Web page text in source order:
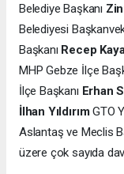
Belediye Başkanı
Belediyesi
Başkanı Recep
MHP Gebze İlçe
İlçe Başkanı Erhan
İlhan YıldırımGTO
Aslantaş ve Meclis
üzere çok sayıda